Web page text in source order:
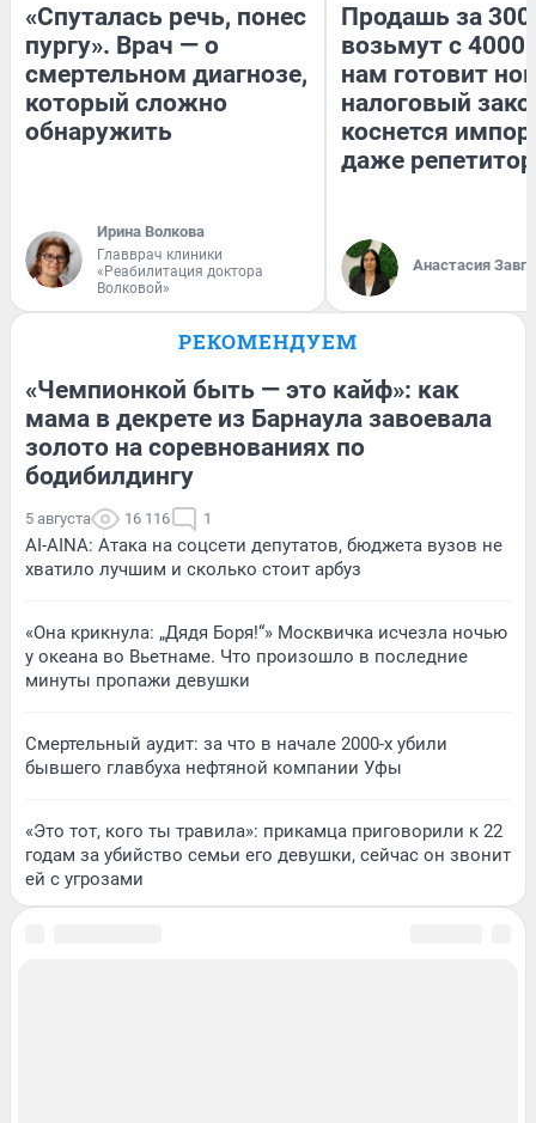
«Спуталась речь, понес
пургу». Врач — о
смертельном диагнозе,
который сложно
обнаружить
Ирина Волкова
Главврач клиники
«Реабилитация доктора
Волковой»
Продашь за
возьмут с
нам готовит
налоговый
коснется
даже
Анастасия
РЕКОМЕНДУЕМ
«Чемпионкой быть — это кайф»: как
мама в декрете из Барнаула завоевала
золото на соревнованиях по
бодибилдингу
5 августа 16 116 1
AI-AINA: Атака на соцсети депутатов, бюджета вузов не
хватило лучшим и сколько стоит арбуз
«Она крикнула: „Дядя Боря!“» Москвичка исчезла ночью
у океана во Вьетнаме. Что произошло в последние
минуты пропажи девушки
Смертельный аудит: за что в начале 2000-х убили
бывшего главбуха нефтяной компании Уфы
«Это тот, кого ты травила»: прикамца приговорили к 22
годам за убийство семьи его девушки, сейчас он звонит
ей с угрозами